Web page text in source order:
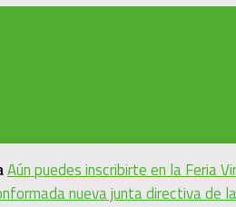
Aún puedes inscribirte en la Feria
nueva junta directiva de